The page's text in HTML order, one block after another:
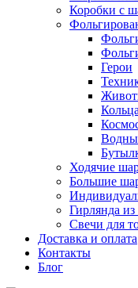
Коробки с
Герои
Ходячие
Большие
Гирлянда
Свечи для
Доставка и оплата
Контакты
Блог